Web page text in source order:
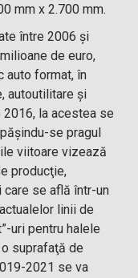
mm x 2.700 mm.
între 2006 şi
de euro,
auto format, în
autoutilitare şi
la acestea se
se pragul
viitoare vizează
producţie,
care se află într-un
linii de
uri pentru halele
suprafaţă de
2021 se va